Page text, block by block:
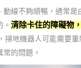
動線不夠順暢，通常是
。清除卡住的障礙物
掃地機器人可能需要
常的問題。